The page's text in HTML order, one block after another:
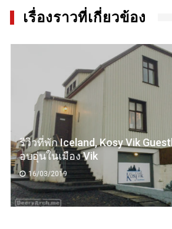
เรื่องราวที่เกี่ยวข้อง
รีวิวที่พัก Iceland, Kosy Vik
อบอุ่นในเมือง Vik
16/03/2019